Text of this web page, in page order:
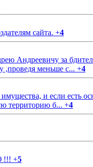
сайта. +4
Андреевичу за
,проведя меньше с... +4
и если есть
территорию б... +4
!!! +5